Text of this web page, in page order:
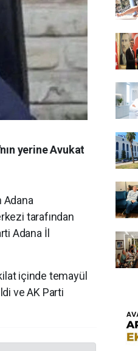
yerine Avukat
Adana
tarafından
Adana İl
içinde temayül
ve AK Parti